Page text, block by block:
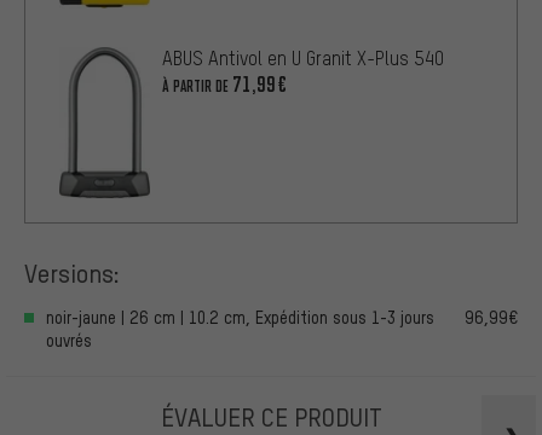
ABUS Antivol en U Granit X-Plus 540
À PARTIR DE 71,99€
Versions:
noir-jaune | 26 cm | 10.2 cm, Expédition sous 1-3 jours
ouvrés
96,99€
ÉVALUER CE PRODUIT